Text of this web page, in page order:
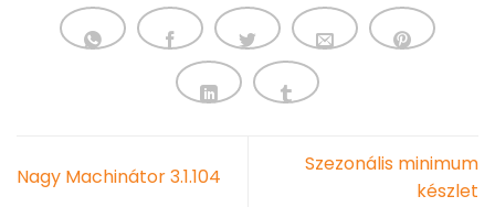
Nagy Machinátor 3.1.104
Szezonális minimum
készlet